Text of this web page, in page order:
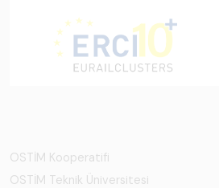
OSTİM Kooperatifi
OSTİM Teknik Üniversitesi